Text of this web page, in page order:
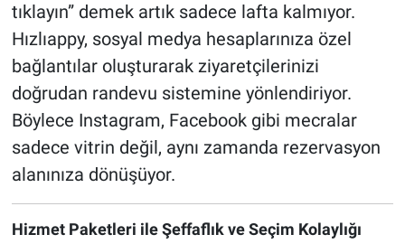
tıklayın” demek artık sadece lafta kalmıyor.
Hızlıappy, sosyal medya hesaplarınıza özel
bağlantılar oluşturarak ziyaretçilerinizi
doğrudan randevu sistemine yönlendiriyor.
Böylece Instagram, Facebook gibi mecralar
sadece vitrin değil, aynı zamanda rezervasyon
alanınıza dönüşüyor.
Hizmet Paketleri ile Şeffaflık ve Seçim Kolaylığı